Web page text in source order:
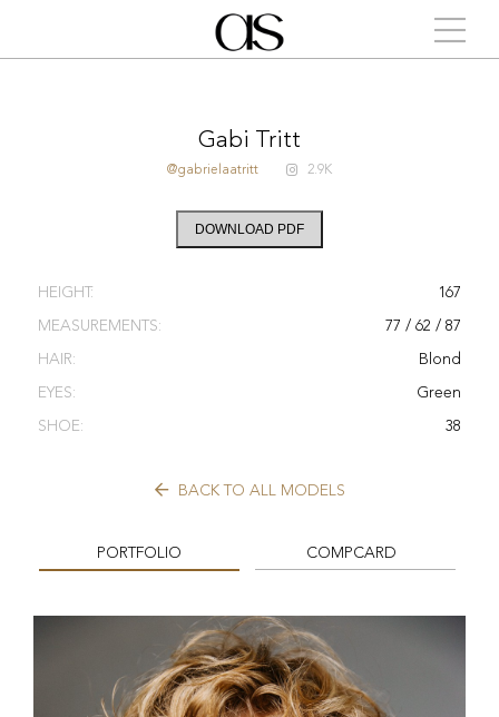
Gabi Tritt
@gabrielaatritt 2.9K
DOWNLOAD PDF
HEIGHT: 167
MEASUREMENTS: 77 / 62 / 87
HAIR: Blond
EYES: Green
SHOE: 38
BACK TO ALL MODELS
PORTFOLIO COMPCARD